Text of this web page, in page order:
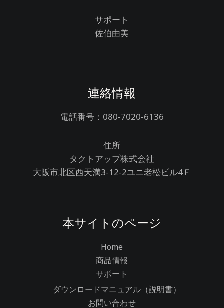
サポート
佐伯由美
連絡情報
電話番号：080-7020-6136
住所
タクトアップ株式会社
大阪市北区西天満3-12-2ユニ老松ビル4Ｆ
本サイトのページ
Home
商品情報
サポート
ダウンロードマニュアル（説明書）
お問い合わせ